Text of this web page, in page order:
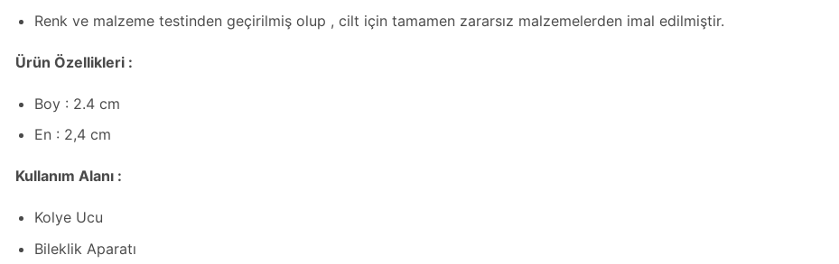
Renk ve malzeme testinden geçirilmiş olup , cilt için tamamen zararsız malzemelerden imal edilmiştir.
Ürün Özellikleri :
Boy : 2.4 cm
En : 2,4 cm
Kullanım Alanı :
Kolye Ucu
Bileklik Aparatı